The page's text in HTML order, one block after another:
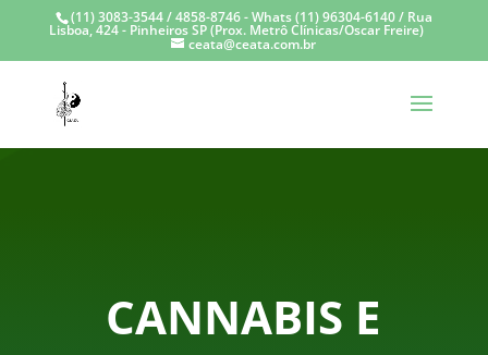
(11) 3083-3544 / 4858-8746 - Whats (11) 96304-6140 / Rua
Lisboa, 424 - Pinheiros SP (Prox. Metrô Clínicas/Oscar Freire)
ceata@ceata.com.br
CANNABIS E